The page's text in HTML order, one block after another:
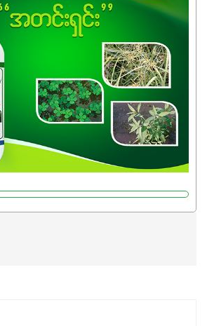
တဲ့ သွင်းအားစုပစ္စည်းတွေကိုပဲ ရွေးချယ်